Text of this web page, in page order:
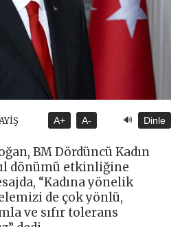
A+ A- 🔊 Dinle
BM Dördüncü Kadın
dönümü etkinliğine
“Kadına yönelik
de çok yönlü,
ve sıfır tolerans